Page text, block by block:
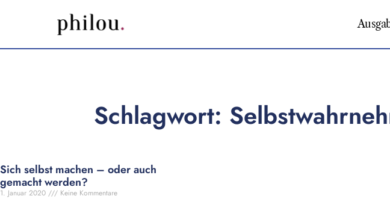
Schlagwort:
Sich selbst machen – oder auch
gemacht werden?
1. Januar 2020 Keine Kommentare